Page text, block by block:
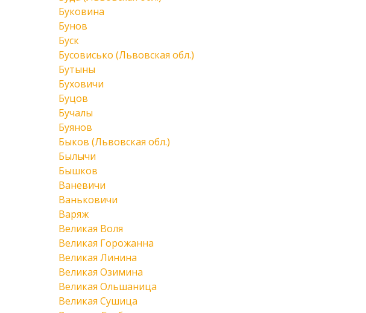
Буковина
Бунов
Буск
Бусовисько (Львовская обл.)
Бутыны
Буховичи
Буцов
Бучалы
Буянов
Быков (Львовская обл.)
Былычи
Бышков
Ваневичи
Ваньковичи
Варяж
Великая Воля
Великая Горожанна
Великая Линина
Великая Озимина
Великая Ольшаница
Великая Сушица